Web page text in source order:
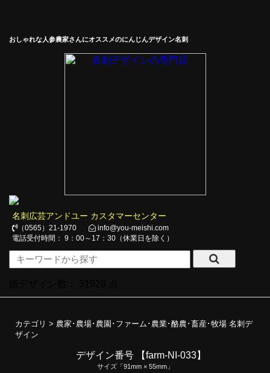
おしゃれな人参農家さんにオススメのにんじんデザイン名刺
名刺広芸アンドユー カスタマーセンター
（0565）21-1970
info@you-meishi.com
電話受付時間： 9：00～17：30（休業日を除く）
カテゴリ > 農家･農場･農園･ファーム･農業･酪農･畜産･牧場 名刺デ
ザイン
デザイン番号 【farm-NI-033】
サイズ「91mm × 55mm」